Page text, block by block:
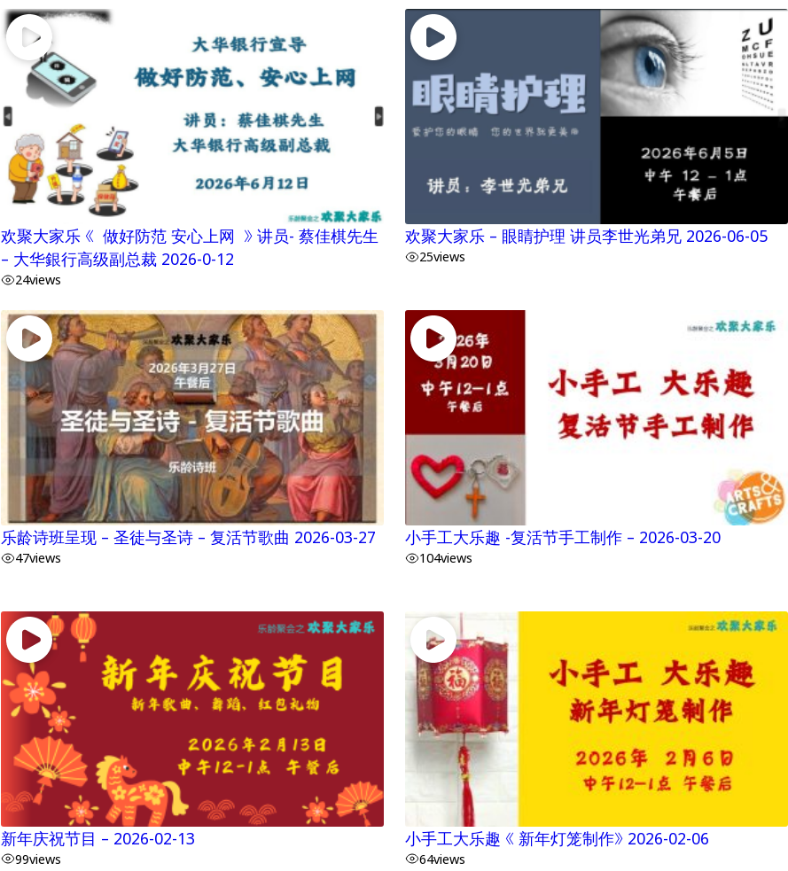
欢聚大家乐 《 做好防范 安心上网 》 讲员- 蔡佳棋先生
– 大华銀行高级副总裁 2026-0-12
24views
欢聚大家乐 – 眼睛护理 讲员李世光弟兄 2026-06-05
25views
乐龄诗班呈现 – 圣徒与圣诗 – 复活节歌曲 2026-03-27
47views
小手工大乐趣 -复活节手工制作 – 2026-03-20
104views
新年庆祝节目 – 2026-02-13
99views
小手工大乐趣 《 新年灯笼制作》 2026-02-06
64views